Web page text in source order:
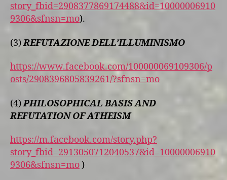
story_fbid=2908377869174488&id=10000006910
9306&sfnsn=mo).
(3)REFUTAZIONE DELL’ILLUMINISMO
https://www.facebook.com/100000069109306/p
osts/2908396805839261/?sfnsn=mo
(4)PHILOSOPHICAL BASIS AND
REFUTATION OF ATHEISM
https://m.facebook.com/story.php?
story_fbid=2913050712040537&id=10000006910
9306&sfnsn=mo)